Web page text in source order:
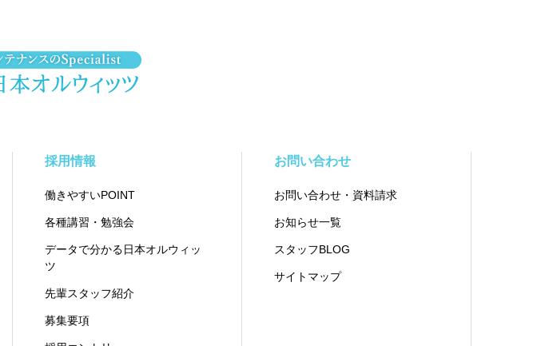
採用情報
働きやすいPOINT
各種講習・勉強会
データで分かる日本オルウィッ
ツ
先輩スタッフ紹介
募集要項
お問い合わせ
お問い合わせ・資料請求
お知らせ一覧
スタッフBLOG
サイトマップ